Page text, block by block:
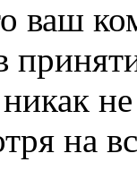
ваш
на